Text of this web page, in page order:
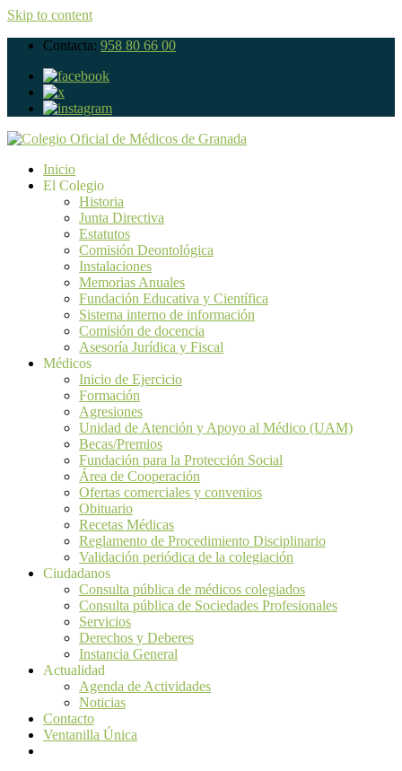
Skip to content
Contacta: 958 80 66 00
Inicio
El Colegio
Historia
Junta Directiva
Estatutos
Comisión Deontológica
Instalaciones
Memorias Anuales
Fundación Educativa y Científica
Sistema interno de información
Comisión de docencia
Asesoría Jurídica y Fiscal
Médicos
Inicio de Ejercicio
Formación
Agresiones
Unidad de Atención y Apoyo al Médico (UAM)
Becas/Premios
Fundación para la Protección Social
Área de Cooperación
Ofertas comerciales y convenios
Obituario
Recetas Médicas
Reglamento de Procedimiento Disciplinario
Validación periódica de la colegiación
Ciudadanos
Consulta pública de médicos colegiados
Consulta pública de Sociedades Profesionales
Servicios
Derechos y Deberes
Instancia General
Actualidad
Agenda de Actividades
Noticias
Contacto
Ventanilla Única